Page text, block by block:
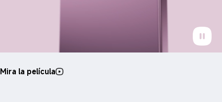
Mira la película